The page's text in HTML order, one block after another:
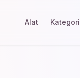
Alat Kategori